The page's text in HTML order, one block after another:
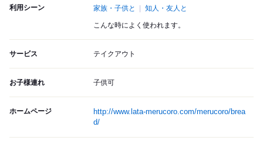
利用シーン 家族・子供と 知人・友人と
こんな時によく使われます。
サービス テイクアウト
お子様連れ 子供可
ホームページ
http://www.lata-merucoro.com/merucoro/brea
d/